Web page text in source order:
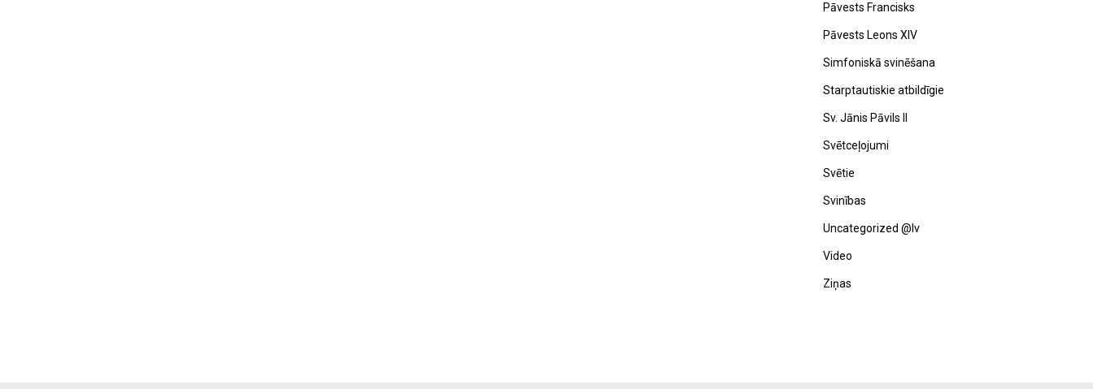
Pāvests Francisks
Pāvests Leons XIV
Simfoniskā svinēšana
Starptautiskie atbildīgie
Sv. Jānis Pāvils II
Svētceļojumi
Svētie
Svinības
Uncategorized @lv
Video
Ziņas